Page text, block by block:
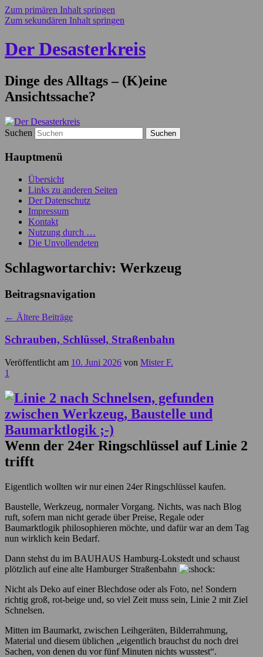
Zum primären Inhalt springen
Zum sekundären Inhalt springen
Der Desasterkreis
Dinge des Alltags – (K)eine
Ansichtssache?
Suchen
Hauptmenü
Übersicht
Links zu anderen Seiten
Der Datenschutz
Impressum
Kontakt
Nutzung durch …
Die Unvollendeten
Schlagwortarchiv: Werkzeug
Beitragsnavigation
← Ältere Beiträge
Schrauben, Schlüssel, Straßenbahn
Veröffentlicht am 10. Juni 2026 von Mister F.
1
Wenn der 24er Ringschlüssel auf Linie 2
trifft
Eigentlich wollten wir nur einen 24er Ringschlüssel kaufen.
Baustelle, Werkzeug, normaler Vorgang. Nichts, was nach Blog
ruft, sofern man nicht gerade über Preise, Regale oder
Baumarktlogik philosophieren möchte, und dafür war an dem Tag
nun wirklich kein Bedarf.
Dann stehst du im BAUHAUS Hamburg-Lokstedt und schaust
plötzlich auf eine alte Hamburger Straßenbahn
Nicht als Deko auf einer Blechdose oder als Foto, ne! Sondern
richtig groß, rot-beige und, so viel Zeit muss sein, Linie 2 mit Ziel
Schnelsen.
Mitten im Baumarkt, zwischen Leihgeräten, Bilderrahmung,
Material und diesem üblichen „eigentlich brauchst du noch drei
Sachen, von denen du vor fünf Minuten nichts wusstest“.